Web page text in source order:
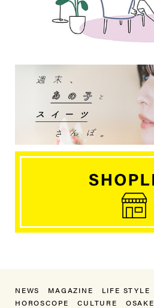
NEWS MAGAZINE LIFE STYLE
HOROSCOPE
CULTURE OSAKE